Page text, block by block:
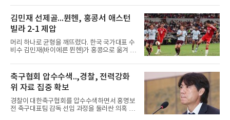
은 그가 처음이다. 묀헨글라트바흐는 23일 DFB
포칼 1라운드, 29일 라이프치히
뽑혔다.이한범은 8일(한국시간) 벨기에 브뤼헤
의 얀 브레이덜 스타디온에서 열린 코르트레이
크와의 2026-2027 벨기에 주필러리그 1라운드
홈 경기에 선발로 나서 경기 종료까지 뛰었다.출
발 자체가 빨랐다. 2026 북중미 월드컵에서 한국
의 조별리그 3경기를 모두 풀타임으로 소화하며
대표팀 중앙 수비의 주축으로 자리 잡은 그는 덴
선발로 곧장 투입돼 90분을 소화하며 팀의 3-0
완승에 힘을 보탰다.기록도
김민재 선제골...뮌헨, 홍콩서 애스턴
빌라 2-1 제압
머리 하나로 균형을 깨뜨렸다. 한국 국가대표 수
비수 김민재(바이에른 뮌헨)가 홍콩으로 옮겨 열
리에 힘을 보탰다.김민재는 7일(현지시간) 홍콩
카이탁 스포츠파크에서 열린 애스턴 빌라(잉글
랜드)와의 친선경기에서 전반 37분 0의 균형을
깨는 골을 넣었다. 톰 비쇼프가 왼쪽 측면에서 올
린 프리킥에 묘하게 머리를 갖다 대 방향을 바꾸
며 골 그물을 흔들었다.흐름은 좋았다. 제주전에
서 주장 완장을 차고 30여 분을 소화했던 그는
축구협회 압수수색..,경찰, 전력강화
위 자료 집중 확보
경찰이 대한축구협회를 압수수색하면서 홍명보
전 축구대표팀 감독 선임 과정을 둘러싼 의혹 규